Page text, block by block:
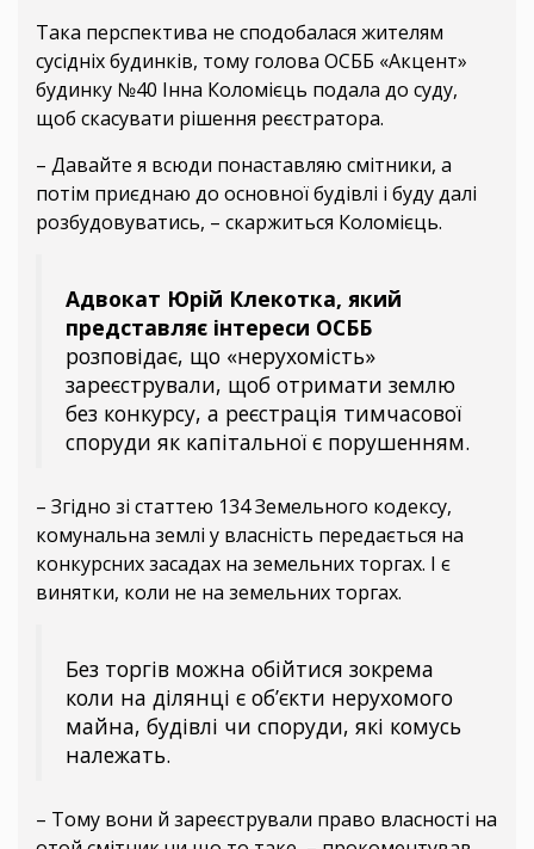
Така перспектива не сподобалася жителям
сусідніх будинків, тому голова ОСББ «Акцент»
будинку №40 Інна Коломієць подала до суду,
щоб скасувати рішення реєстратора.
– Давайте я всюди понаставляю смітники, а
потім приєднаю до основної будівлі і буду далі
розбудовуватись, – скаржиться Коломієць.
Адвокат Юрій Клекотка, який
представляє інтереси ОСББ
розповідає, що «нерухомість»
зареєстрували, щоб отримати землю
без конкурсу, а реєстрація тимчасової
споруди як капітальної є порушенням.
– Згідно зі статтею 134 Земельного кодексу,
комунальна землі у власність передається на
конкурсних засадах на земельних торгах. І є
винятки, коли не на земельних торгах.
Без торгів можна обійтися зокрема
коли на ділянці є об’єкти нерухомого
майна, будівлі чи споруди, які комусь
належать.
– Тому вони й зареєстрували право власності на